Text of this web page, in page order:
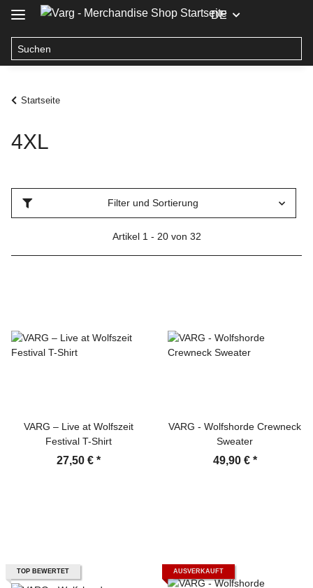
DE
Startseite
4XL
Filter und Sortierung
Artikel 1 - 20 von 32
VARG – Live at Wolfszeit
Festival T-Shirt
27,50 € *
VARG - Wolfshorde Crewneck
Sweater
49,90 € *
TOP BEWERTET AUSVERKAUFT